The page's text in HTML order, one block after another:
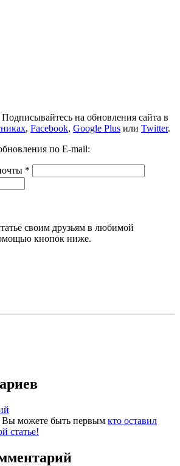
Подписывайтесь на обновления сайта в
, Facebook, Google Plus или Twitter.
по E-mail:
*
своим друзьям в любимой
кнопок ниже.
Вы можете быть первым кто оставил
статье!